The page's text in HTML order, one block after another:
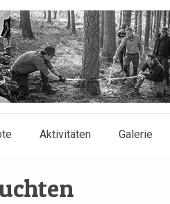
Aktivitäten Galerie